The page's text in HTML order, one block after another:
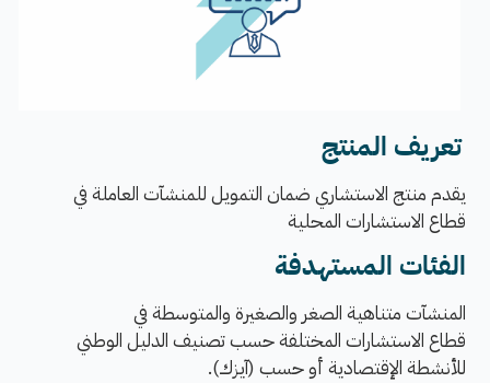
​​​​​​​​​ ​تعريف المنتج
يقدم منتج الاستشاري ضمان التمويل للمنشآت العاملة في
قطاع الاستشارات المحلية
الفئات المستهدفة
المنشآت متناهية الصغر والصغيرة والمتوسطة في
قطاع الاستشارات المختلفة حسب تصنيف الدليل الوطني
للأنشطة الإقتصادية أو حسب (آيزك).